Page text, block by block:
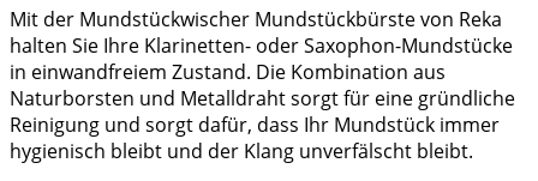
Mit der Mundstückwischer Mundstückbürste von Reka
halten Sie Ihre Klarinetten- oder Saxophon-Mundstücke
in einwandfreiem Zustand. Die Kombination aus
Naturborsten und Metalldraht sorgt für eine gründliche
Reinigung und sorgt dafür, dass Ihr Mundstück immer
hygienisch bleibt und der Klang unverfälscht bleibt.